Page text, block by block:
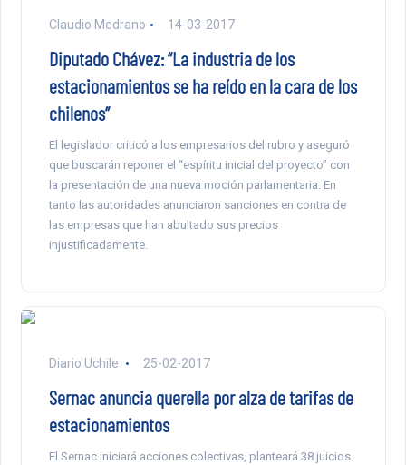
Claudio Medrano 14-03-2017
Diputado Chávez: “La industria de los
estacionamientos se ha reído en la cara de los
chilenos”
El legislador criticó a los empresarios del rubro y aseguró
que buscarán reponer el “espíritu inicial del proyecto” con
la presentación de una nueva moción parlamentaria. En
tanto las autoridades anunciaron sanciones en contra de
las empresas que han abultado sus precios
injustificadamente.
Diario Uchile 25-02-2017
Sernac anuncia querella por alza de tarifas de
estacionamientos
El Sernac iniciará acciones colectivas, planteará 38 juicios